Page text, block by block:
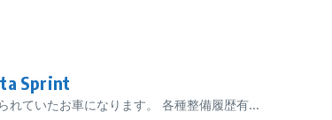
Sprint
れていたお車になります。 各種整備履歴有...